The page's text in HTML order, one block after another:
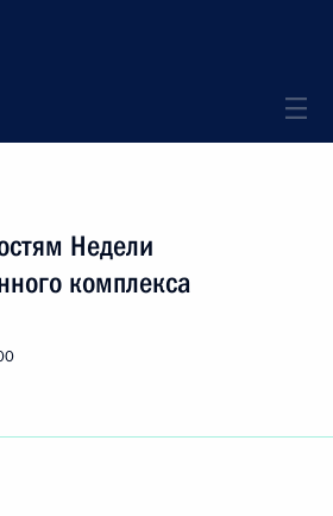
Недели
комплекса